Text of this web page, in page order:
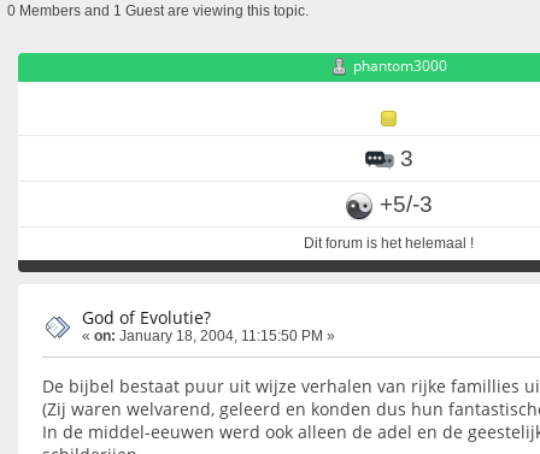
0 Members and 1 Guest are viewing this topic.
phantom3000
3
+5/-3
Dit forum is het helemaal !
God of Evolutie?
« on: January 18, 2004, 11:15:50 PM »
De bijbel bestaat puur uit wijze verhalen van rijke famillies
(Zij waren welvarend, geleerd en konden dus hun
In de middel-eeuwen werd ook alleen de adel en de